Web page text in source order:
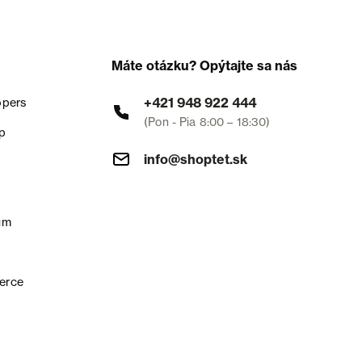
Máte otázku? Opýtajte sa nás
+421 948 922 444
(Pon - Pia 8:00 – 18:30)
info@shoptet.sk